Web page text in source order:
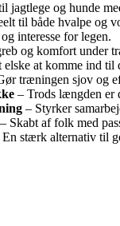
jagtlege og hunde
til både hvalpe og
interesse for legen.
og komfort under
elske at komme ind til
træningen sjov og
– Trods længden er
– Styrker
– Skabt af folk med
En stærk alternativ til